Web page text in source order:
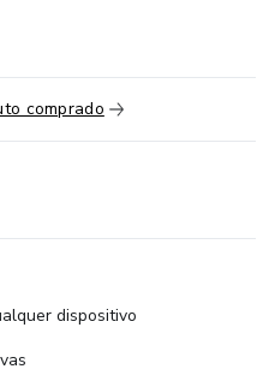
Executivas são um
ao longo da vida. Elas
primeiros anos e são
experiências oferecidas no
comprado
dispositivo